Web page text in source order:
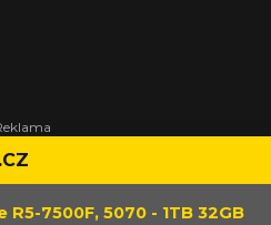
R5-7500F, 5070 - 1TB 32GB